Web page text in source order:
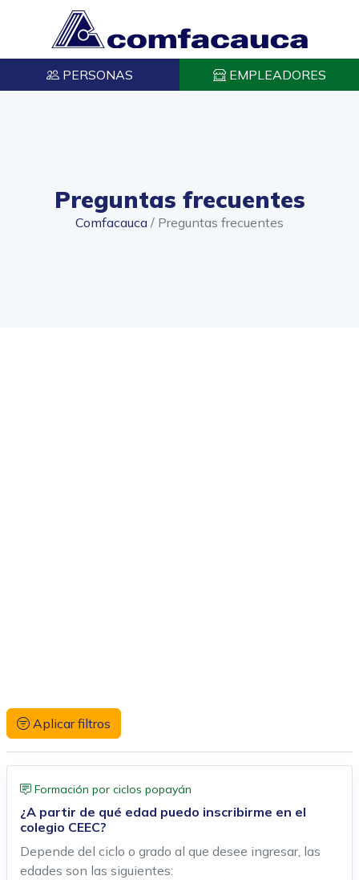
PERSONAS EMPLEADORES
Preguntas frecuentes
Comfacauca / Preguntas frecuentes
Aplicar filtros
Formación por ciclos popayán
¿A partir de qué edad puedo inscribirme en el
colegio CEEC?
Depende del ciclo o grado al que desee ingresar, las
edades son las siguientes: